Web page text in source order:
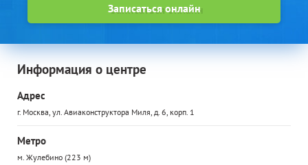
Записаться онлайн
Информация о центре
Адрес
г. Москва, ул. Авиаконструктора Миля, д. 6, корп. 1
Метро
м. Жулебино (223 м)